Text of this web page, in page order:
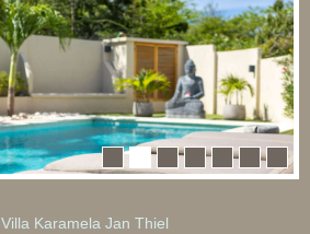
Villa Karamela Jan Thiel